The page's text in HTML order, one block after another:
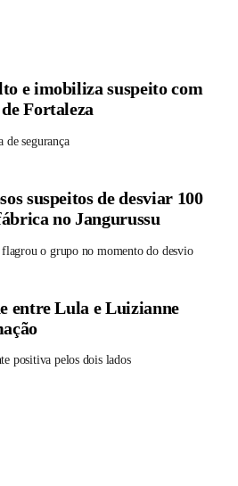
e imobiliza suspeito com
Fortaleza
de segurança
suspeitos de desviar 100
no Jangurussu
o grupo no momento do desvio
entre Lula e Luizianne
positiva pelos dois lados